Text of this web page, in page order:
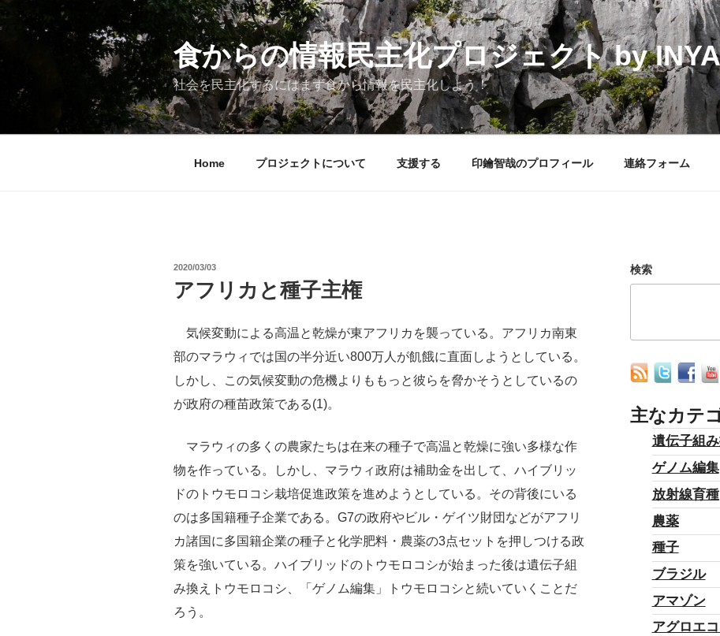
ン
ン
食からの情報民主化プロジェクト by
社会を民主化するにはまず食から情報を民主化しよう！
Home プロジェクトについて 支援する 印鑰智哉のプロフィール 連絡フォーム
投
日:
2020/03/03
アフリカと種子主権
気候変動による高温と乾燥が東アフリカを襲っている。アフリカ南東
部のマラウィでは国の半分近い800万人が飢餓に直面しようとしている。
しかし、この気候変動の危機よりももっと彼らを脅かそうとしているの
が政府の種苗政策である(1)。
マラウィの多くの農家たちは在来の種子で高温と乾燥に強い多様な作
物を作っている。しかし、マラウィ政府は補助金を出して、ハイブリッ
ドのトウモロコシ栽培促進政策を進めようとしている。その背後にいる
のは多国籍種子企業である。G7の政府やビル・ゲイツ財団などがアフリ
カ諸国に多国籍企業の種子と化学肥料・農薬の3点セットを押しつける政
策を強いている。ハイブリッドのトウモロコシが始まった後は遺伝子組
み換えトウモロコシ、「ゲノム編集」トウモロコシと続いていくことだ
ろう。
検索
主なカテ
遺伝子組み
ゲノム編集
放射線育種
農薬
種子
ブラジル
アマゾン
アグロエ